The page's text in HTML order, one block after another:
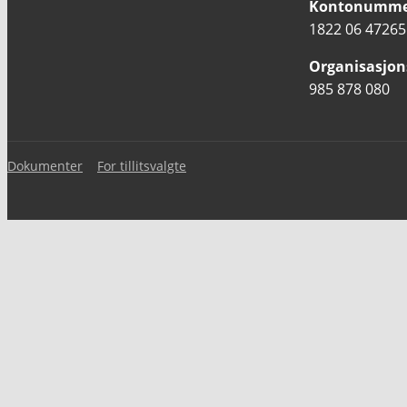
1822 06 47265
985 878 080
Dokumenter For tillitsvalgte